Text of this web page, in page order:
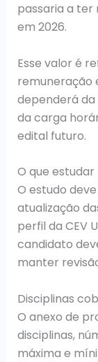
passaria a ter
em 2026.
Esse valor é
remuneração
dependerá
da carga
edital futuro.
O que estudar
O estudo
atualização
perfil da CEV
candidato
manter
Disciplinas
O anexo de
disciplinas,
máxima e